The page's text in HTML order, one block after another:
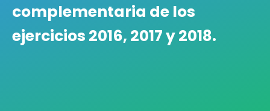
complementaria de los
ejercicios 2016, 2017 y 2018.